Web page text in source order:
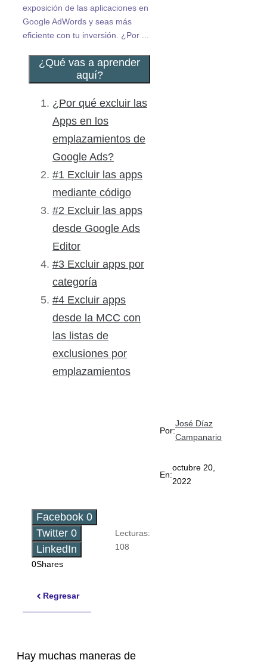
exposición de las aplicaciones en
Google AdWords y seas más
eficiente con tu inversión. ¿Por ...
¿Qué vas a aprender
aquí?
¿Por qué excluir las
Apps en los
emplazamientos de
Google Ads?
#1 Excluir las apps
mediante código
#2 Excluir las apps
desde Google Ads
Editor
#3 Excluir apps por
categoría
#4 Excluir apps
desde la MCC con
las listas de
exclusiones por
emplazamientos
Por:
José Díaz
Campanario
En:
octubre 20,
2022
Facebook 0
Twitter 0
LinkedIn
0Shares
Lecturas:
108
Regresar
Hay muchas maneras de